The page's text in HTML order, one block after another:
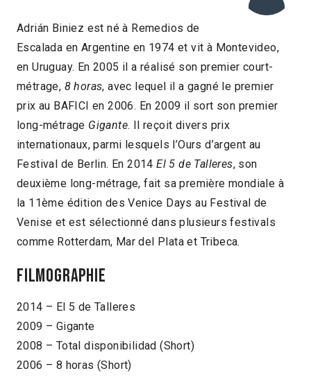
Adrián Biniez est né à Remedios de
Escalada en Argentine en 1974 et vit à Montevideo,
en Uruguay. En 2005 il a réalisé son premier court-
métrage, 8 horas, avec lequel il a gagné le premier
prix au BAFICI en 2006. En 2009 il sort son premier
long-métrage Gigante. Il reçoit divers prix
internationaux, parmi lesquels l’Ours d’argent au
Festival de Berlin. En 2014El 5 de Talleres, son
deuxième long-métrage, fait sa première mondiale à
la 11ème édition des Venice Days au Festival de
Venise et est sélectionné dans plusieurs festivals
comme Rotterdam, Mar del Plata et Tribeca.
Filmographie
2014 – El 5 de Talleres
2009 – Gigante
2008 – Total disponibilidad (Short)
2006 – 8 horas (Short)